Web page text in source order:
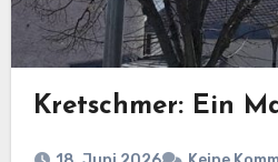
Kretschmer: Ein